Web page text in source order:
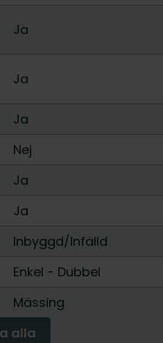
Ja
Ja
Ja
Nej
Ja
Ja
Inbyggd/Infälld
Enkel - Dubbel
Mässing
alla